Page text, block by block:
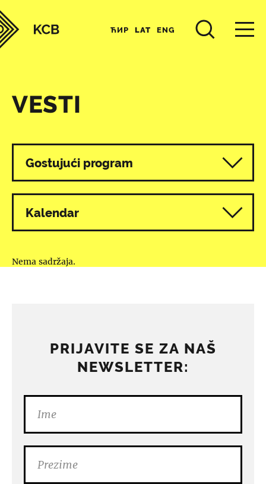
ЋИР LAT ENG
VESTI
Svi programi
Gostujući program
Kalendar
Nema sadržaja.
PRIJAVITE SE ZA NAŠ
NEWSLETTER: